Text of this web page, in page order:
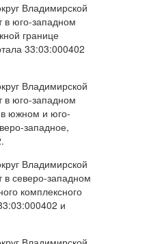
Владимирской
в юго-западном
границе
33:03:000402
Владимирской
в юго-западном
в южном и юго-
западное,
Владимирской
в северо-западном
комплексного
и